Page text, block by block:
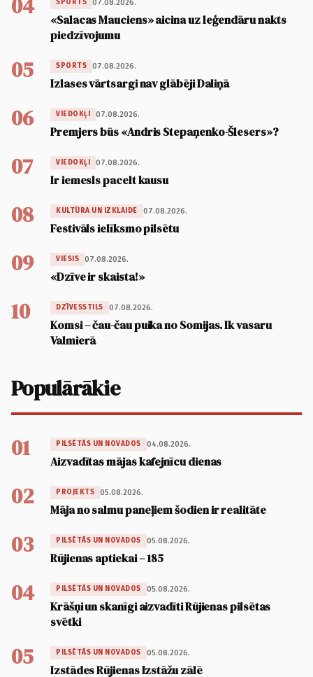
04 SPORTS 07.08.2026.
«Salacas Mauciens» aicina uz leģendāru nakts
piedzīvojumu
05 SPORTS 07.08.2026.
Izlases vārtsargi nav glābēji Daliņā
06 VIEDOKĻI 07.08.2026.
Premjers būs «Andris Stepaņenko-Šlesers»?
07 VIEDOKĻI 07.08.2026.
Ir iemesls pacelt kausu
08 KULTŪRA UN IZKLAIDE 07.08.2026.
Festivāls ielīksmo pilsētu
09 VIESIS 07.08.2026.
«Dzīve ir skaista!»
10 DZĪVESSTILS 07.08.2026.
Komsi – čau-čau puika no Somijas. Ik vasaru
Valmierā
Populārākie
01 PILSĒTĀS UN NOVADOS 04.08.2026.
Aizvadītas mājas kafejnīcu dienas
02 PROJEKTS 05.08.2026.
Māja no salmu paneļiem šodien ir realitāte
03 PILSĒTĀS UN NOVADOS 05.08.2026.
Rūjienas aptiekai – 185
04 PILSĒTĀS UN NOVADOS 05.08.2026.
Krāšņi un skanīgi aizvadīti Rūjienas pilsētas
svētki
05 PILSĒTĀS UN NOVADOS 05.08.2026.
Izstādes Rūjienas Izstāžu zālē